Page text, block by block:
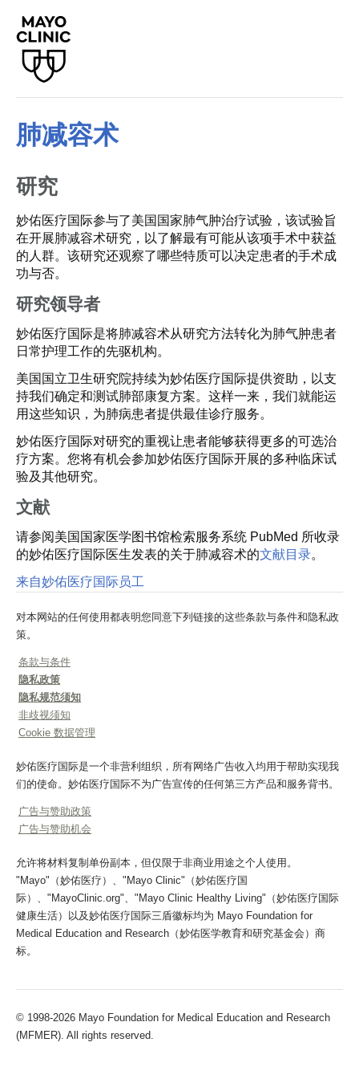
肺减容术
研究
妙佑医疗国际参与了美国国家肺气肿治疗试验，该试验旨
在开展肺减容术研究，以了解最有可能从该项手术中获益
的人群。该研究还观察了哪些特质可以决定患者的手术成
功与否。
研究领导者
妙佑医疗国际是将肺减容术从研究方法转化为肺气肿患者
日常护理工作的先驱机构。
美国国立卫生研究院持续为妙佑医疗国际提供资助，以支
持我们确定和测试肺部康复方案。这样一来，我们就能运
用这些知识，为肺病患者提供最佳诊疗服务。
妙佑医疗国际对研究的重视让患者能够获得更多的可选治
疗方案。您将有机会参加妙佑医疗国际开展的多种临床试
验及其他研究。
文献
请参阅美国国家医学图书馆检索服务系统 PubMed 所收录
的妙佑医疗国际医生发表的关于肺减容术的文献目录。
来自妙佑医疗国际员工
对本网站的任何使用都表明您同意下列链接的这些条款与条件和隐私政
策。
条款与条件
隐私政策
隐私规范须知
非歧视须知
Cookie 数据管理
妙佑医疗国际是一个非营利组织，所有网络广告收入均用于帮助实现我
们的使命。妙佑医疗国际不为广告宣传的任何第三方产品和服务背书。
广告与赞助政策
广告与赞助机会
允许将材料复制单份副本，但仅限于非商业用途之个人使用。
"Mayo"（妙佑医疗）、"Mayo Clinic"（妙佑医疗国
际）、"MayoClinic.org"、"Mayo Clinic Healthy Living"（妙佑医疗国际
健康生活）以及妙佑医疗国际三盾徽标均为 Mayo Foundation for
Medical Education and Research（妙佑医学教育和研究基金会）商
标。
© 1998-2026 Mayo Foundation for Medical Education and Research
(MFMER). All rights reserved.